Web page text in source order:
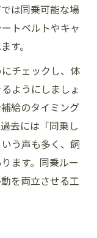
は同乗可能な場
トベルトやキャ
す。
チェックし、体
ようにしましょ
給のタイミング
去には「同乗し
う声も多く、飼
ます。同乗ルー
を両立させる工